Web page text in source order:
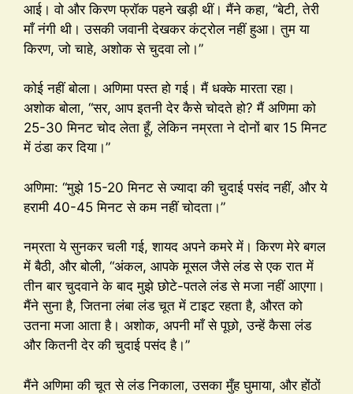
आई। वो और किरण फ्रॉक पहने खड़ी थीं। मैंने कहा, “बेटी, तेरी
माँ नंगी थी। उसकी जवानी देखकर कंट्रोल नहीं हुआ। तुम या
किरण, जो चाहे, अशोक से चुदवा लो।”
कोई नहीं बोला। अणिमा पस्त हो गई। मैं धक्के मारता रहा।
अशोक बोला, “सर, आप इतनी देर कैसे चोदते हो? मैं अणिमा को
25-30 मिनट चोद लेता हूँ, लेकिन नम्रता ने दोनों बार 15 मिनट
में ठंडा कर दिया।”
अणिमा: “मुझे 15-20 मिनट से ज्यादा की चुदाई पसंद नहीं, और ये
हरामी 40-45 मिनट से कम नहीं चोदता।”
नम्रता ये सुनकर चली गई, शायद अपने कमरे में। किरण मेरे बगल
में बैठी, और बोली, “अंकल, आपके मूसल जैसे लंड से एक रात में
तीन बार चुदवाने के बाद मुझे छोटे-पतले लंड से मजा नहीं आएगा।
मैंने सुना है, जितना लंबा लंड चूत में टाइट रहता है, औरत को
उतना मजा आता है। अशोक, अपनी माँ से पूछो, उन्हें कैसा लंड
और कितनी देर की चुदाई पसंद है।”
मैंने अणिमा की चूत से लंड निकाला, उसका मुँह घुमाया, और होंठों